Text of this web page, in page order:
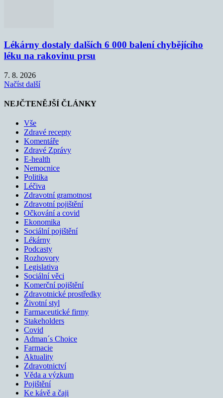
Lékárny dostaly dalších 6 000 balení chybějícího
léku na rakovinu prsu
7. 8. 2026
Načíst další
NEJČTENĚJŠÍ ČLÁNKY
Vše
Zdravé recepty
Komentáře
Zdravé Zprávy
E-health
Nemocnice
Politika
Léčiva
Zdravotní gramotnost
Zdravotní pojištění
Očkování a covid
Ekonomika
Sociální pojištění
Lékárny
Podcasty
Rozhovory
Legislativa
Sociální věci
Komerční pojištění
Zdravotnické prostředky
Životní styl
Farmaceutické firmy
Stakeholders
Covid
Adman´s Choice
Farmacie
Aktuality
Zdravotnictví
Věda a výzkum
Pojištění
Ke kávě a čaji